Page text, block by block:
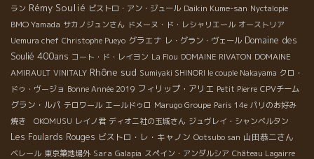
ラン Rémy Soulié ビストロ・アン・ジュール Daikin Kume-san Nyctalopie
BMO Yamada サカノジュンさん ドメーヌ・ド・レシャリエール オーストリア
Uemura chef Christophe Pueyo グラエナ レ・グラン・ヴェール Domaine des
Soulié 400ans コート・ド・レイヨン La Flou DOMAINE RIVATON DOMAINE
AMIRAULT VINITALY Rhône sud Sumiyaki SHINORI le couple Nakayama クロ・
ドゥ・ヴージョ Bonne Année 2019 フィリップ・アリエ Petit Pierre CPVチーム
グラン・ルパ テロワール エールドゥロ Marugo Groupe Paris 14e パリのお好み
焼き OKOMUSU レイノ君 ディオニ社の玉城さん ジュヴレイ・シャンベルタン
Les Foulards Rouges ビストロ・レ・キャノン Ootsubo san 山田恭二さん
ベレール 東京築地場外 Sara Galapia スペイン・アンダルシア Château Lagairre